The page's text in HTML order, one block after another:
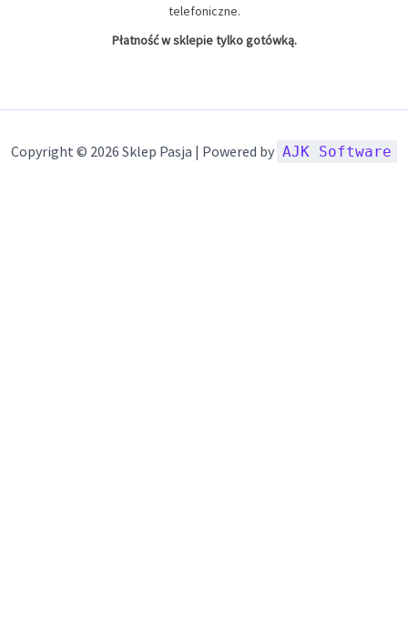
telefoniczne.
Płatność w sklepie tylko gotówką.
Copyright © 2026 Sklep Pasja | Powered by AJK Software